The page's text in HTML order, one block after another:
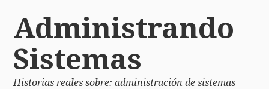
Administrando
Sistemas
Historias reales sobre: administración de sistemas